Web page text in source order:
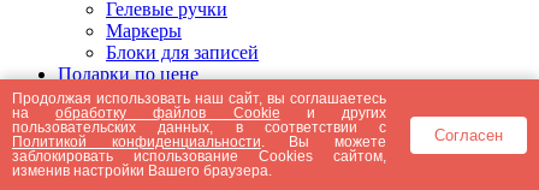
Гелевые ручки
Маркеры
Блоки для записей
Подарки по цене
Подарки от 5000 рублей
Подарки до 5000 рублей
Подарки до 3000 рублей
Подарки до 2000 рублей
Подарки до 1000 рублей
Продолжая использовать наш сайт, вы соглашаетесь
наобработку файлов Cookie и других
пользовательских данных, в соответствии с
Политикой конфиденциальности . Вы можете
заблокировать использование Cookies сайтом,
изменив настройки Вашего браузера.
Согласен